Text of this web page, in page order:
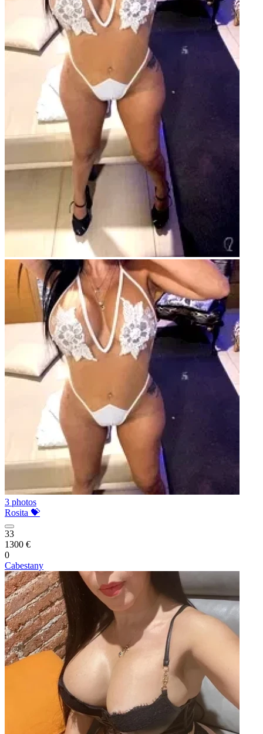
3 photos
Rosita 💝
33
1300 €
0
Cabestany